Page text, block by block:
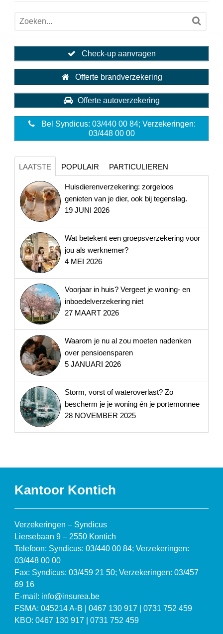
Check-up aanvragen
Offerte brandverzekering
Offerte autoverzekering
Bel Syndicus: 03/440 00 84; Verzekeringen:
03/448 00 00
LAATSTE POPULAIR PARTICULIEREN
Huisdierenverzekering: zorgeloos
genieten van je dier, ook bij tegenslag.
19 JUNI 2026
Wat betekent een groepsverzekering voor
jou als werknemer?
4 MEI 2026
Voorjaar in huis? Vergeet je woning- en
inboedelverzekering niet
27 MAART 2026
Waarom je nu al zou moeten nadenken
over pensioensparen
5 JANUARI 2026
Storm, vorst of wateroverlast? Zo
bescherm je je woning én je portemonnee
28 NOVEMBER 2025
Kantoor Kontich
Verzekeringen – Syndicus
Liersebaan 9 – 2550 Kontich
Telefoon: Syndicus: 03/440 00 84; Verzekeringen:
03/448 00 00
Fax: Syndicus: 03/459 21 50; Verzekeringen: 03/457
69 16
E-mail: info@insurea.be
FSMA: 045214 A-B | 0467 130 917 | 0731 752 459
KBO: 0467 130 917 | 0731 752 459